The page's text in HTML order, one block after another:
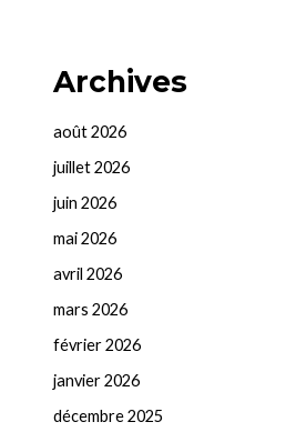
Archives
août 2026
juillet 2026
juin 2026
mai 2026
avril 2026
mars 2026
février 2026
janvier 2026
décembre 2025